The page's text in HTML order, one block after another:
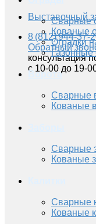
Выставочный
8 (812) 944-37-
Обратный
консультация
с 10-00 до 19-
Сварные
Кованые
Оградки
Газонные
Ворота
Сварные
Кованые
Сварные
Кованые
Сварные
Кованые